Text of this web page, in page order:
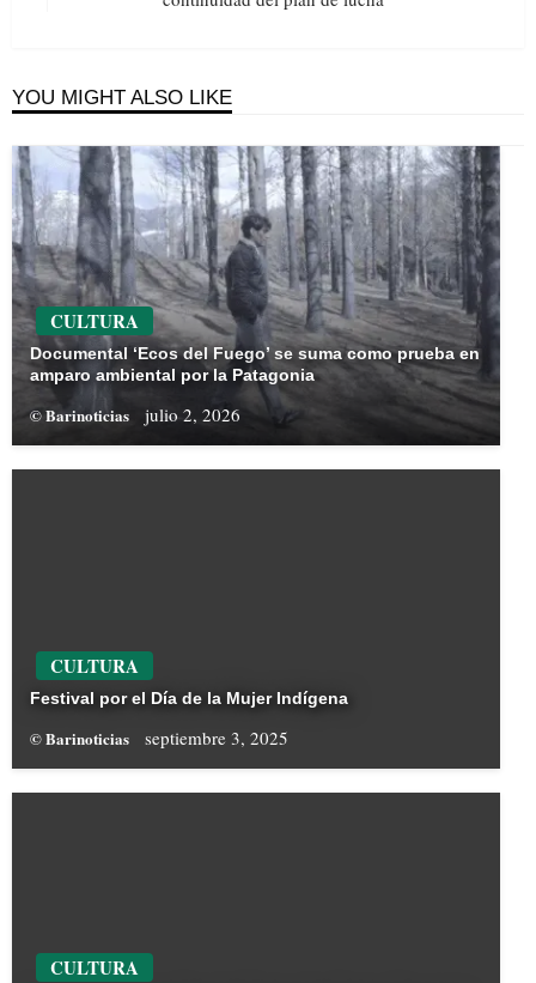
YOU MIGHT ALSO LIKE
CULTURA
Documental ‘Ecos del Fuego’ se suma como prueba en
amparo ambiental por la Patagonia
© Barinoticias julio 2, 2026
CULTURA
Festival por el Día de la Mujer Indígena
© Barinoticias septiembre 3, 2025
CULTURA